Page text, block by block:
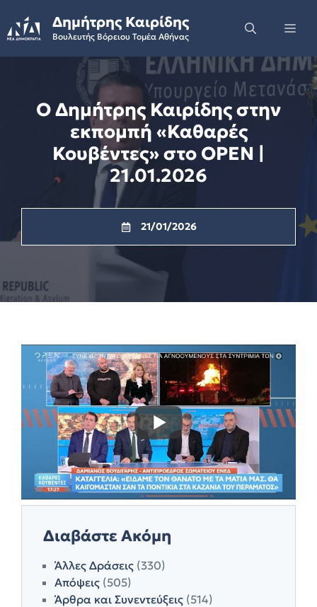
to
content
Δημήτρης Καιρίδης
Βουλευτής Βόρειου Τομέα Αθήνας
Ο Δημήτρης Καιρίδης στην
εκπομπή «Καθαρές
Κουβέντες» στο OPEN |
21.01.2026
21/01/2026
Διαβάστε Ακόμη
Άλλες Δράσεις (330)
Απόψεις (505)
Άρθρα και Συνεντεύξεις (514)